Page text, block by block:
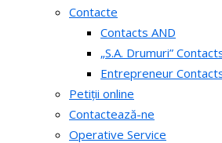
Contacte
Contacts AND
„S.A. Drumuri”
Entrepreneur
Petiții online
Contactează-ne
Operative Service